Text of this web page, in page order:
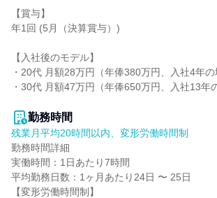
【賞与】
年1回 (5月（決算賞与）)
【入社後のモデル】
・20代 月額28万円（年俸380万円、入社4年の
・30代 月額47万円（年俸650万円、入社13年
勤務時間
残業月平均20時間以内、変形労働時間制
勤務時間詳細
実働時間：1日あたり7時間
平均勤務日数：1ヶ月あたり24日 〜 25日
【変形労働時間制】